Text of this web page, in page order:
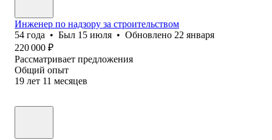
Инженер по надзору за строительством
54 года • Был 15 июля • Обновлено 22 января
220 000 ₽
Рассматривает предложения
Общий опыт
19 лет 11 месяцев